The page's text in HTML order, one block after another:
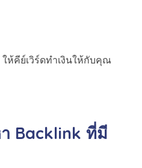
ให้คีย์เวิร์ดทำเงินให้กับคุณ
Backlink ที่มี